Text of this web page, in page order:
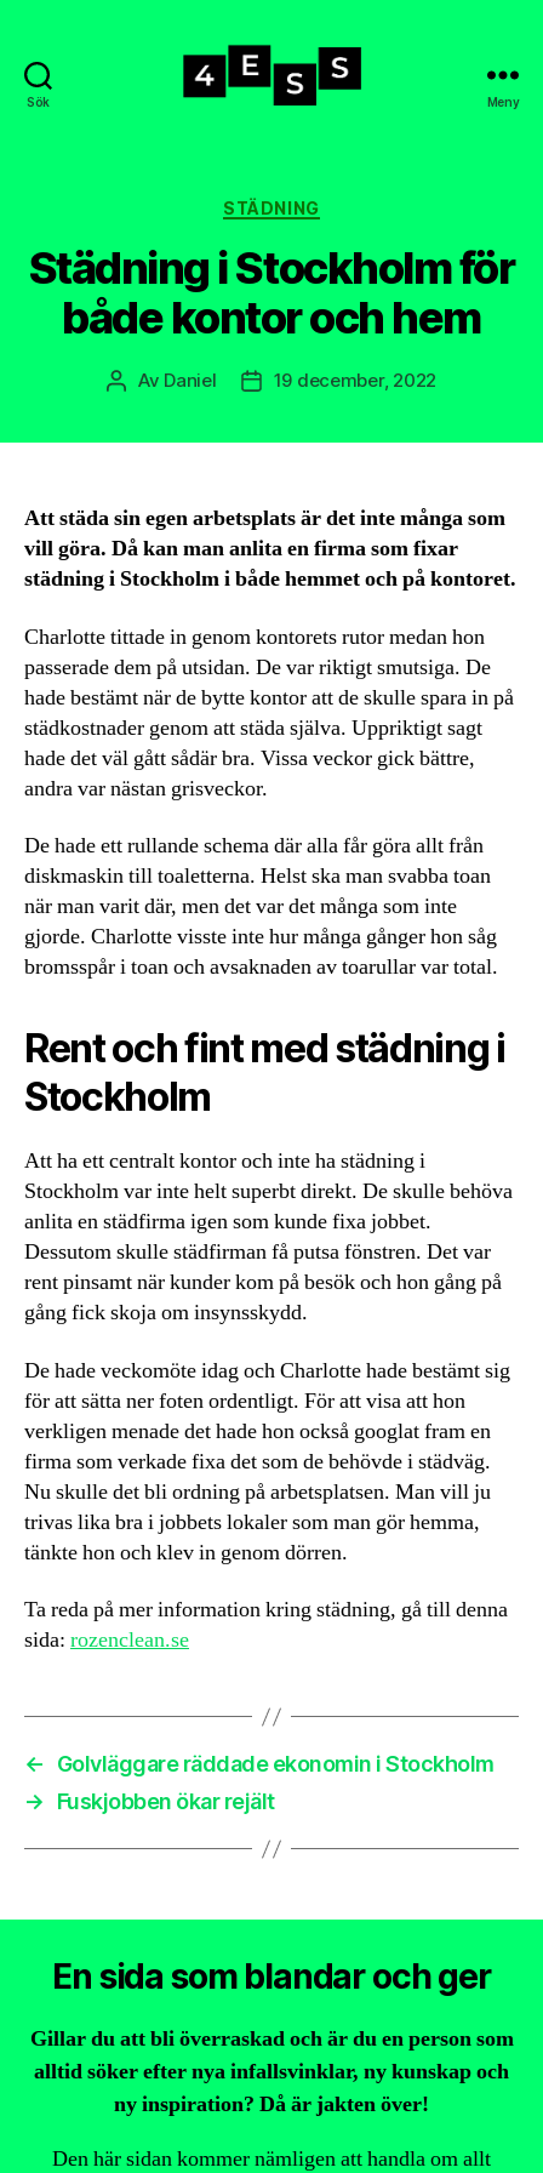
Sök Meny
Kategorier
STÄDNING
Städning i Stockholm för
både kontor och hem
Inläggsförfattare
Av Daniel Inläggsdatum
19 december, 2022
Att städa sin egen arbetsplats är det inte många som
vill göra. Då kan man anlita en firma som fixar
städning i Stockholm i både hemmet och på kontoret.
Charlotte tittade in genom kontorets rutor medan hon
passerade dem på utsidan. De var riktigt smutsiga. De
hade bestämt när de bytte kontor att de skulle spara in på
städkostnader genom att städa själva. Uppriktigt sagt
hade det väl gått sådär bra. Vissa veckor gick bättre,
andra var nästan grisveckor.
De hade ett rullande schema där alla får göra allt från
diskmaskin till toaletterna. Helst ska man svabba toan
när man varit där, men det var det många som inte
gjorde. Charlotte visste inte hur många gånger hon såg
bromsspår i toan och avsaknaden av toarullar var total.
Rent och fint med städning i
Stockholm
Att ha ett centralt kontor och inte ha städning i
Stockholm var inte helt superbt direkt. De skulle behöva
anlita en städfirma igen som kunde fixa jobbet.
Dessutom skulle städfirman få putsa fönstren. Det var
rent pinsamt när kunder kom på besök och hon gång på
gång fick skoja om insynsskydd.
De hade veckomöte idag och Charlotte hade bestämt sig
för att sätta ner foten ordentligt. För att visa att hon
verkligen menade det hade hon också googlat fram en
firma som verkade fixa det som de behövde i städväg.
Nu skulle det bli ordning på arbetsplatsen. Man vill ju
trivas lika bra i jobbets lokaler som man gör hemma,
tänkte hon och klev in genom dörren.
Ta reda på mer information kring städning, gå till denna
sida: rozenclean.se
←
Golvläggare räddade ekonomin i Stockholm
→
Fuskjobben ökar rejält
En sida som blandar och ger
Gillar du att bli överraskad och är du en person som
alltid söker efter nya infallsvinklar, ny kunskap och
ny inspiration? Då är jakten över!
Den här sidan kommer nämligen att handla om allt